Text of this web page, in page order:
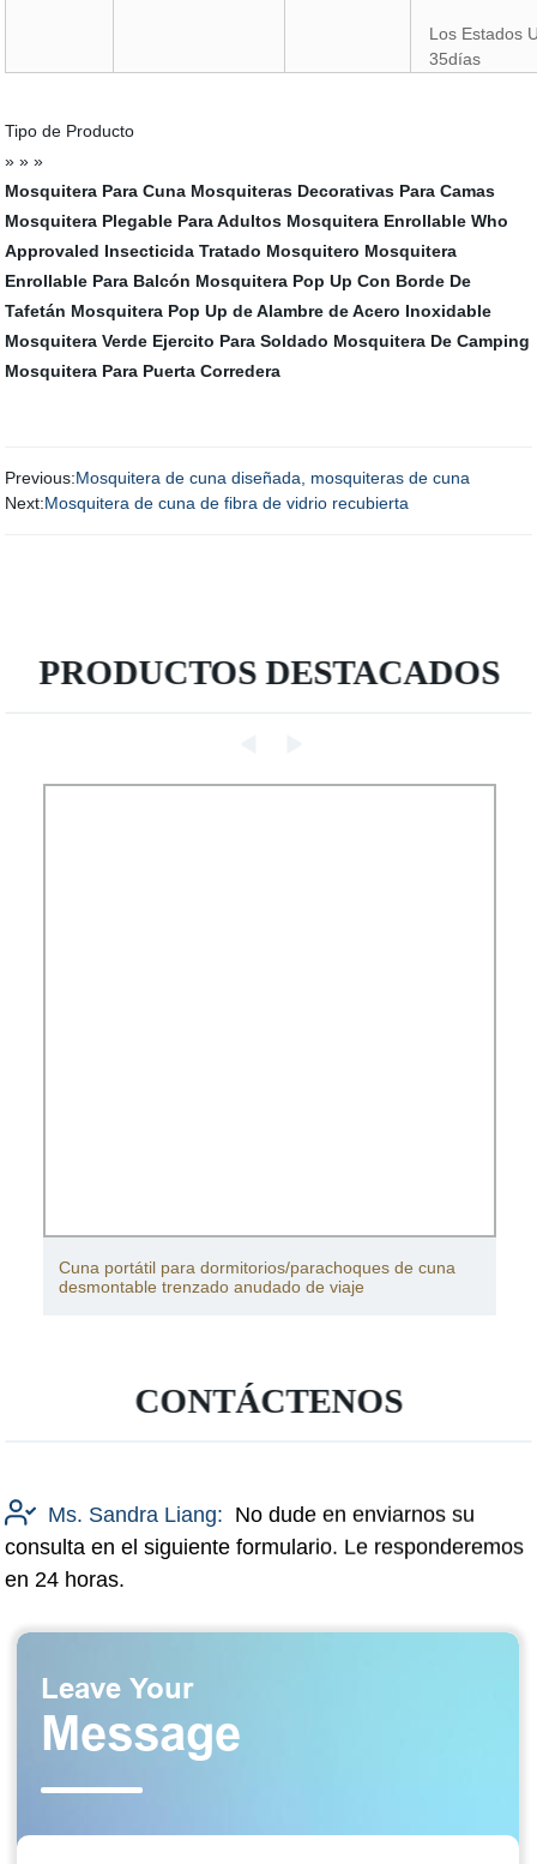
Los Estados
35días
Tipo de Producto
» » »
Mosquitera Para Cuna Mosquiteras Decorativas Para Camas
Mosquitera Plegable Para Adultos Mosquitera Enrollable Who
Approvaled Insecticida Tratado Mosquitero Mosquitera
Enrollable Para Balcón Mosquitera Pop Up Con Borde De
Tafetán Mosquitera Pop Up de Alambre de Acero Inoxidable
Mosquitera Verde Ejercito Para Soldado Mosquitera De Camping
Mosquitera Para Puerta Corredera
Previous:Mosquitera de cuna diseñada, mosquiteras de cuna
Next:Mosquitera de cuna de fibra de vidrio recubierta
PRODUCTOS DESTACADOS
Cuna portátil para dormitorios/parachoques de cuna
desmontable trenzado anudado de viaje
CONTÁCTENOS
Ms. Sandra Liang: No dude en enviarnos su
consulta en el siguiente formulario. Le responderemos
en 24 horas.